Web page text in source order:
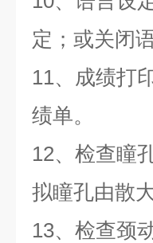
定；或关闭
11、成绩打
绩单。
12、检查瞳
拟瞳孔由散
13、检查颈